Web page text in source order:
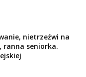
nietrzeźwi na
ranna seniorka.